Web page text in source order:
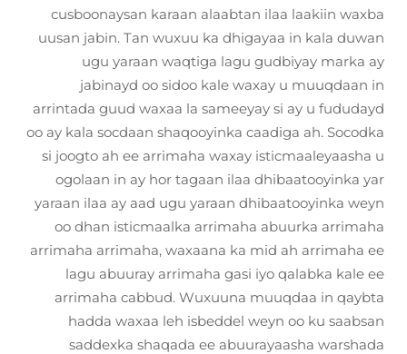
cusboonaysan karaan alaabtan ilaa laakiin waxba
uusan jabin. Tan wuxuu ka dhigayaa in kala duwan
ugu yaraan waqtiga lagu gudbiyay marka ay
jabinayd oo sidoo kale waxay u muuqdaan in
arrintada guud waxaa la sameeyay si ay u fududayd
oo ay kala socdaan shaqooyinka caadiga ah. Socodka
si joogto ah ee arrimaha waxay isticmaaleyaasha u
ogolaan in ay hor tagaan ilaa dhibaatooyinka yar
yaraan ilaa ay aad ugu yaraan dhibaatooyinka weyn
oo dhan isticmaalka arrimaha abuurka arrimaha
arrimaha arrimaha, waxaana ka mid ah arrimaha ee
lagu abuuray arrimaha gasi iyo qalabka kale ee
arrimaha cabbud. Wuxuuna muuqdaa in qaybta
hadda waxaa leh isbeddel weyn oo ku saabsan
saddexka shaqada ee abuurayaasha warshada